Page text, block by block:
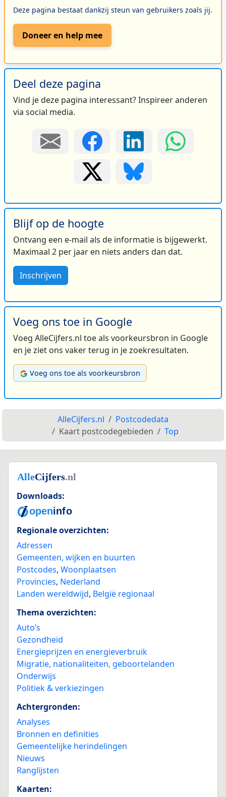
Deze pagina bestaat dankzij steun van gebruikers zoals jij.
Doneer en help mee
Deel deze pagina
Vind je deze pagina interessant? Inspireer anderen
via social media.
Blijf op de hoogte
Ontvang een e-mail als de informatie is bijgewerkt.
Maximaal 2 per jaar en niets anders dan dat.
Inschrijven
Voeg ons toe in Google
Voeg AlleCijfers.nl toe als voorkeursbron in Google
en je ziet ons vaker terug in je zoekresultaten.
Voeg ons toe als voorkeursbron
AlleCijfers.nl
Postcodedata
Kaart postcodegebieden
Top
Downloads:
Regionale overzichten:
Adressen
Gemeenten, wijken en buurten
Postcodes, Woonplaatsen
Provincies, Nederland
Landen wereldwijd, België regionaal
Thema overzichten:
Auto’s
Gezondheid
Energieprijzen en energieverbruik
Migratie, nationaliteiten, geboortelanden
Onderwijs
Politiek & verkiezingen
Achtergronden:
Analyses
Bronnen en definities
Gemeentelijke herindelingen
Nieuws
Ranglijsten
Kaarten: